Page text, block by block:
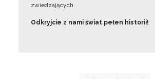
zwiedzających.
Odkryjcie z nami świat pełen historii!